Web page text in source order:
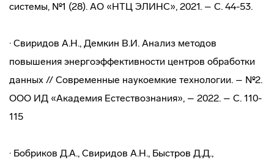
системы, №1 (28). АО «НТЦ ЭЛИНС», 2021. – С. 44-53.
· Свиридов А.Н., Демкин В.И. Анализ методов
повышения энергоэффективности центров обработки
данных // Современные наукоемкие технологии. – №2.
ООО ИД «Академия Естествознания», – 2022. – С. 110-
115
· Бобриков Д.А., Свиридов А.Н., Быстров Д.Д.,